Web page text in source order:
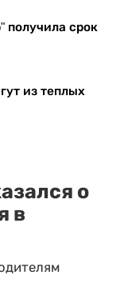
получила срок
из теплых
о
в